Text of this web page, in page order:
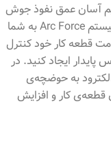
آسان عمق نفوذ جوش
و میزان جریان دستگاه بر حسب آمپر است. سیستم Arc Force به شما
قطعه‌ کار خود کنترل
ایجاد کنید. در
به حوضچه‌ی
کار و افزایش